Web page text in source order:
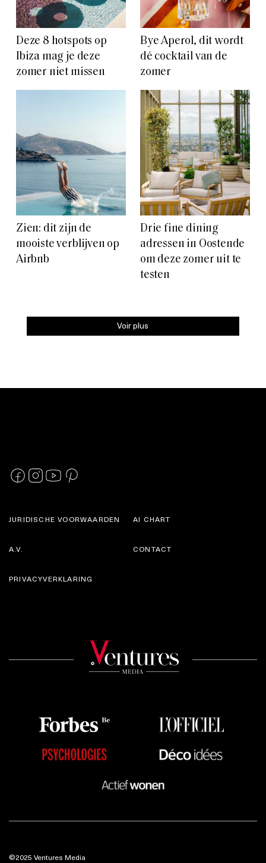
Deze 8 hotspots op
Ibiza mag je deze
zomer niet missen
Bye Aperol, dit wordt
dé cocktail van de
zomer
Zien: dit zijn de
mooiste verblijven op
Airbnb
Drie fine dining
adressen in Oostende
om deze zomer uit te
testen
Voir plus
JURIDISCHE VOORWAARDEN
A.V.
AI CHART
CONTACT
PRIVACYVERKLARING
©2025 Ventures Media